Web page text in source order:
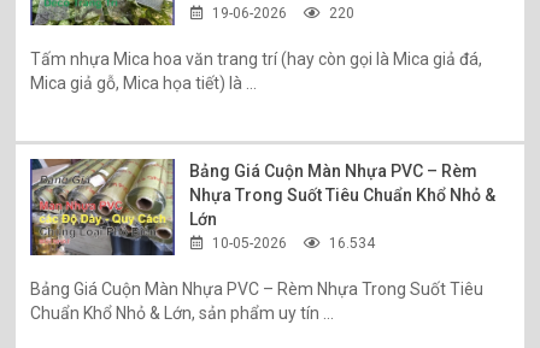
19-06-2026 220
Tấm nhựa Mica hoa văn trang trí (hay còn gọi là Mica giả đá,
Mica giả gỗ, Mica họa tiết) là ...
Bảng Giá Cuộn Màn Nhựa PVC – Rèm
Nhựa Trong Suốt Tiêu Chuẩn Khổ Nhỏ &
Lớn
10-05-2026 16.534
Bảng Giá Cuộn Màn Nhựa PVC – Rèm Nhựa Trong Suốt Tiêu
Chuẩn Khổ Nhỏ & Lớn, sản phẩm uy tín ...